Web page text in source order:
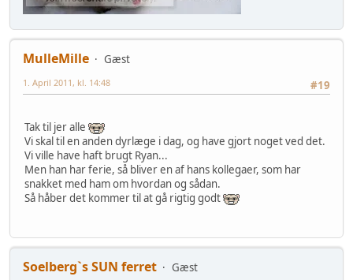
MulleMille
Gæst
#19
1. April 2011, kl. 14:48
Tak til jer alle
Vi skal til en anden dyrlæge i dag, og have gjort noget ved det.
Vi ville have haft brugt Ryan...
Men han har ferie, så bliver en af hans kollegaer, som har
snakket med ham om hvordan og sådan.
Så håber det kommer til at gå rigtig godt
Soelberg`s SUN ferret
Gæst